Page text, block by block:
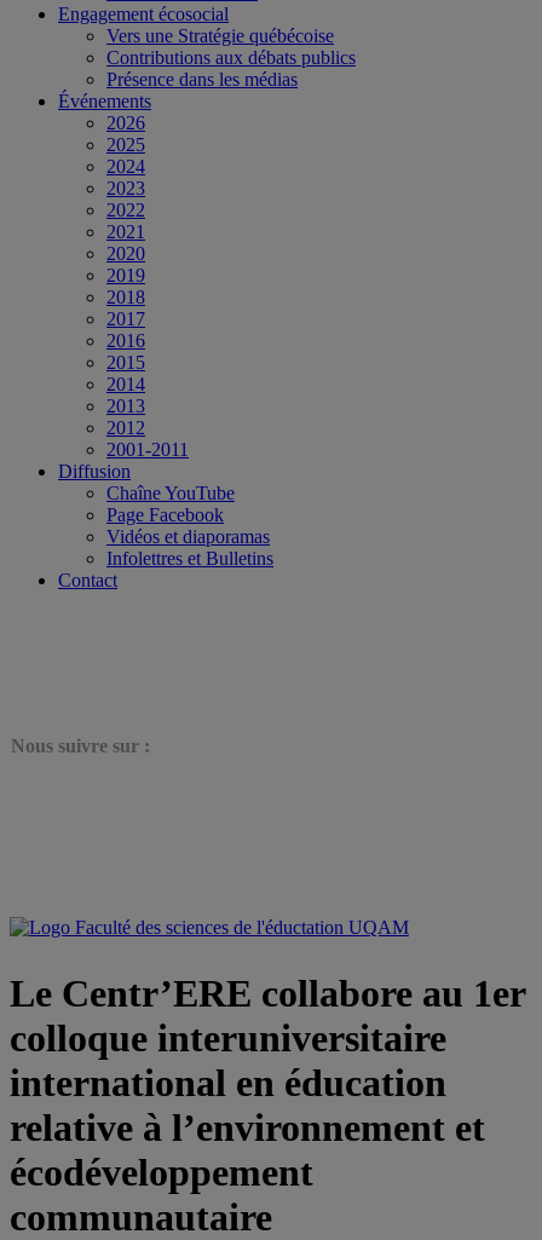
Engagement écosocial
Vers une Stratégie québécoise
Contributions aux débats publics
Présence dans les médias
Événements
2026
2025
2024
2023
2022
2021
2020
2019
2018
2017
2016
2015
2014
2013
2012
2001-2011
Diffusion
Chaîne YouTube
Page Facebook
Vidéos et diaporamas
Infolettres et Bulletins
Contact
Nous suivre sur :
Le Centr’ERE collabore au 1er
colloque interuniversitaire
international en éducation
relative à l’environnement et
écodéveloppement
communautaire